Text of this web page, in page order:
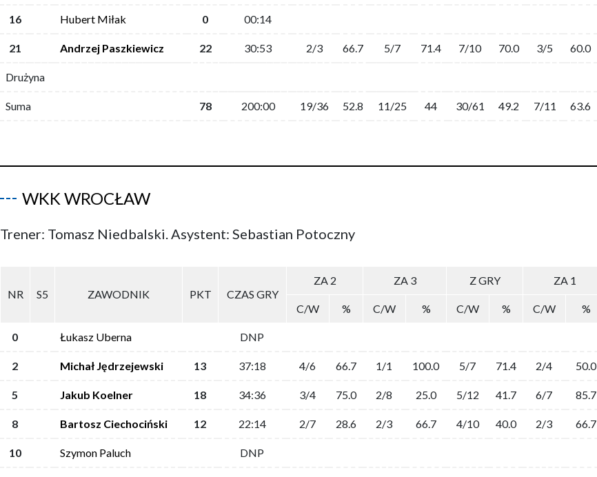
16 Hubert Miłak 0 00:14
21 Andrzej Paszkiewicz 22 30:53 2/3 66.7 5/7 71.4 7/10 70.0 3/5 60.0
Drużyna
Suma 78 200:00 19/36 52.8 11/25 44 30/61 49.2 7/11 63.6
WKK WROCŁAW
Trener: Tomasz Niedbalski. Asystent: Sebastian Potoczny
NR S5 ZAWODNIK PKT CZAS GRY
ZA 2 ZA 3 Z GRY ZA 1
C/W
% C/W % C/W % C/W %
0 Łukasz Uberna DNP
2 Michał Jędrzejewski 13 37:18 4/6 66.7 1/1 100.0 5/7 71.4 2/4 50.0
5 Jakub Koelner 18 34:36 3/4 75.0 2/8 25.0 5/12 41.7 6/7 85.7
8 Bartosz Ciechociński 12 22:14 2/7 28.6 2/3 66.7 4/10 40.0 2/3 66.7
10 Szymon Paluch DNP